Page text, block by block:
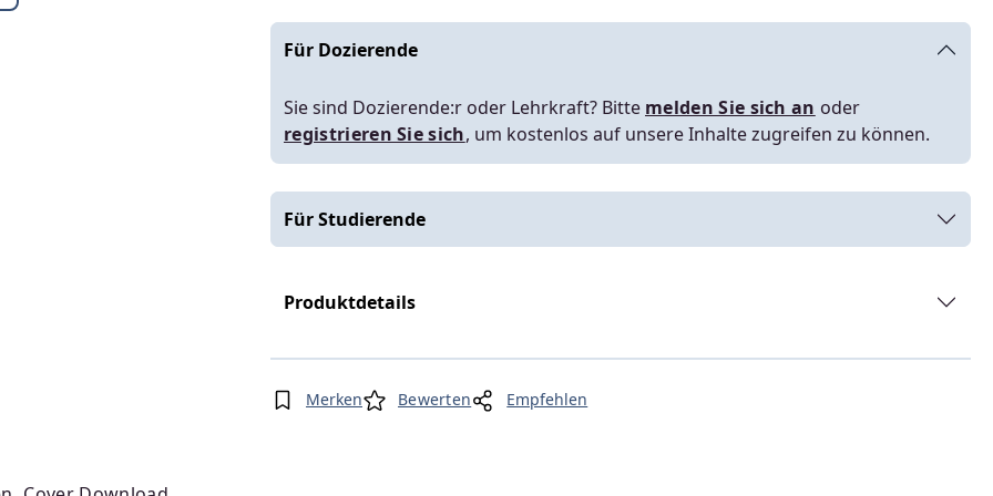
Für Dozierende
Sie sind Dozierende:r oder Lehrkraft? Bitte melden Sie sich an oder
registrieren Sie sich, um kostenlos auf unsere Inhalte zugreifen zu können.
Für Studierende
Produktdetails
Merken Bewerten Empfehlen